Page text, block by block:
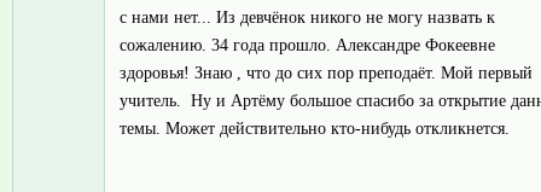
с нами нет... Из девчёнок никого не могу назвать к
сожалению. 34 года прошло. Александре Фокеевне
здоровья! Знаю , что до сих пор преподаёт. Мой первый
учитель. Ну и Артёму большое спасибо за открытие
темы. Может действительно кто-нибудь откликнется.